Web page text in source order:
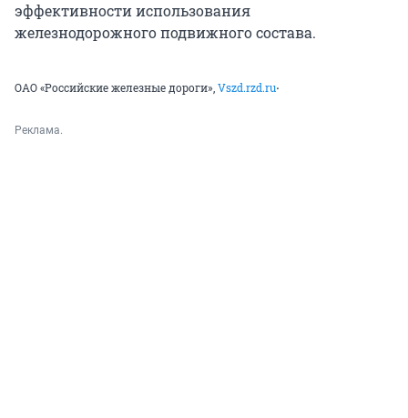
эффективности использования
железнодорожного подвижного состава.
ОАО «Российские железные дороги»,Vszd.rzd.ru.
Реклама.